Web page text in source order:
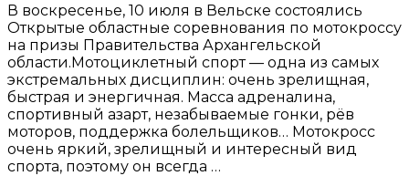
В воскресенье, 10 июля в Вельске состоялись
Открытые областные соревнования по мотокроссу
на призы Правительства Архангельской
области.Мотоциклетный спорт — одна из самых
экстремальных дисциплин: очень зрелищная,
быстрая и энергичная. Масса адреналина,
спортивный азарт, незабываемые гонки, рёв
моторов, поддержка болельщиков… Мотокросс
очень яркий, зрелищный и интересный вид
спорта, поэтому он всегда …